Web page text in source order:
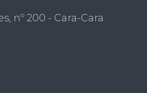
nº 200 - Cara-Cara